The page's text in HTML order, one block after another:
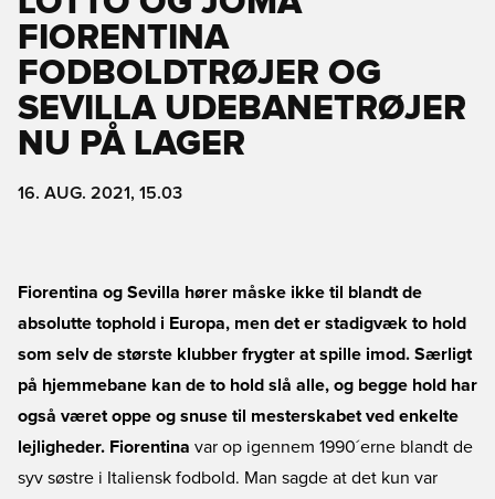
FIORENTINA
FODBOLDTRØJER OG
SEVILLA UDEBANETRØJER
NU PÅ LAGER
16. AUG. 2021, 15.03
Fiorentina og Sevilla hører måske ikke til blandt de
absolutte tophold i Europa, men det er stadigvæk to hold
som selv de største klubber frygter at spille imod. Særligt
på hjemmebane kan de to hold slå alle, og begge hold har
også været oppe og snuse til mesterskabet ved enkelte
lejligheder. Fiorentina var op igennem 1990´erne blandt de
syv søstre i Italiensk fodbold. Man sagde at det kun var